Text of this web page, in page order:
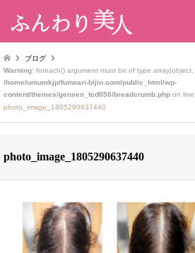
ブログ
Warning: foreach() argument must be of type
/home/umumkjp/funwari-bijin.com/public_html/wp-
content/themes/gensen_tcd050/breadcrumb.php on line
photo_image_1805290637440
photo_image_1805290637440